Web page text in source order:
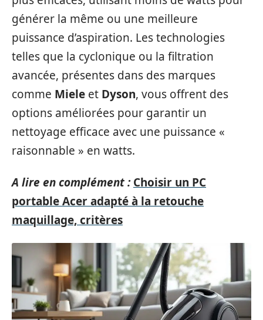
générer la même ou une meilleure
puissance d’aspiration. Les technologies
telles que la cyclonique ou la filtration
avancée, présentes dans des marques
comme Miele et Dyson, vous offrent des
options améliorées pour garantir un
nettoyage efficace avec une puissance «
raisonnable » en watts.
A lire en complément : Choisir un PC
portable Acer adapté à la retouche
maquillage, critères